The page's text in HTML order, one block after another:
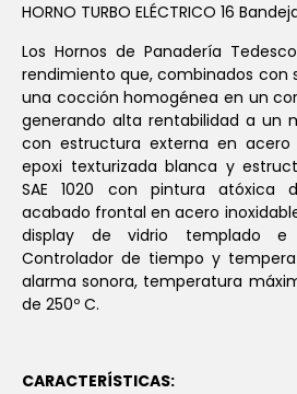
HORNO TURBO ELÉCTRICO 16
Los Hornos de Panadería
rendimiento que, combinados con
una cocción homogénea en un
generando alta rentabilidad a un
con estructura externa en acero
epoxi texturizada blanca y
SAE 1020 con pintura atóxica
acabado frontal en acero
display de vidrio templado e
Controlador de tiempo y
alarma sonora, temperatura
de 250º C.
CARACTERÍSTICAS: